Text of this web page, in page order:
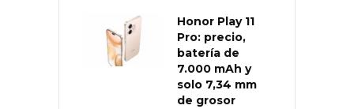
Honor Play 11
Pro: precio,
batería de
7.000 mAh y
solo 7,34 mm
de grosor